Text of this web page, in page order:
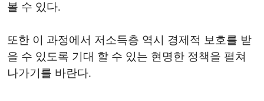
볼 수 있다.
또한 이 과정에서 저소득층 역시 경제적 보호를 받
을 수 있도록 기대 할 수 있는 현명한 정책을 펼쳐
나가기를 바란다.